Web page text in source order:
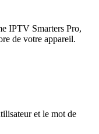
IPTV Smarters Pro,
de votre appareil.
et le mot de